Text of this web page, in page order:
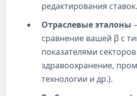
редактирования ставок.
Отраслевые эталоны
сравнение вашей β с
показателями
здравоохранение,
технологии и др.).